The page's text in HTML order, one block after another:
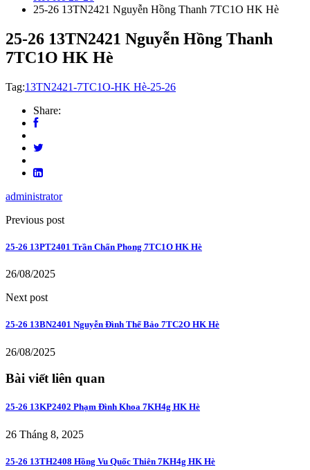
25-26 13TN2421 Nguyễn Hồng Thanh 7TC1O HK Hè
25-26 13TN2421 Nguyễn Hồng Thanh
7TC1O HK Hè
Tag:13TN2421-7TC1O-HK Hè-25-26
Share:
administrator
Previous post
25-26 13PT2401 Trần Chấn Phong 7TC1O HK Hè
26/08/2025
Next post
25-26 13BN2401 Nguyễn Đình Thế Bảo 7TC2O HK Hè
26/08/2025
Bài viết liên quan
25-26 13KP2402 Phạm Đình Khoa 7KH4g HK Hè
26 Tháng 8, 2025
25-26 13TH2408 Hồng Vu Quốc Thiên 7KH4g HK Hè